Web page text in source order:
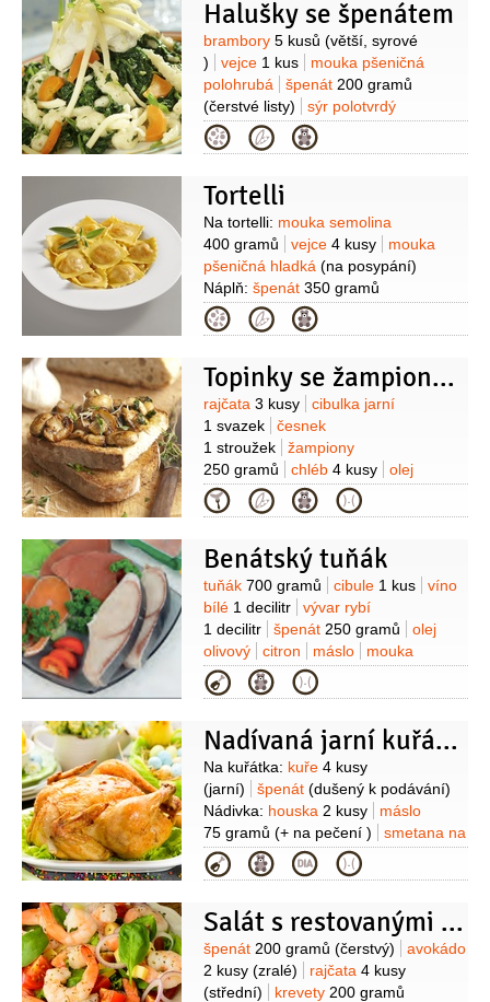
Halušky se špenátem
Suroviny
brambory 5 kusů (větší, syrové
)
vejce 1 kus
mouka pšeničná
polohrubá
špenát 200 gramů
(čerstvé listy)
sýr polotvrdý
100 gramů
(Eidam nastrouhaný)
Brynza100 gramů (čerstvá)
cibule
malá)
olej
Kategorie
Tortelli
Suroviny
Na tortelli: mouka semolina
400 gramů
vejce 4 kusy
mouka
pšeničná hladká (na posypání)
Náplň: špenát 350 gramů
(čerstvý)
česnek
Ricotta250 gramů
olej
olivový
česnek1 stroužek
špenát
2 hrsti
sýr Parmezán
50 gramů
(nastrohaný)
sůl
Kategorie
Topinky se žampiony, rajčaty a špenátem
Suroviny
rajčata 3 kusy
cibulka jarní
1 svazek
česnek
1 stroužek
žampiony
250 gramů
chléb 4 kusy
olej
1 lžíce
špenát100 gramů
25 gramů (čedar nebo
Kategorie
Benátský tuňák
Suroviny
tuňák 700 gramů cibule 1 kus
víno
bílé 1 decilitr
vývar rybí
1 decilitr
špenát 250 gramů
olej
olivový
citron máslo mouka
Kategorie
Nadívaná jarní kuřátka ve špenátovém hnízdě
Suroviny
Na kuřátka: kuře 4 kusy
(jarní)
špenát (dušený k podávání)
Nádivka: houska 2 kusy
máslo
75 gramů (+ na pečení )
smetana na
šlehání200 mililitrů
žloutek
2 kusy
bílek1 kus
mandle
)
petrželka velkolistá
1 hrst
sůl
Kategorie
Salát s restovanými krevetami
Suroviny
špenát 200 gramů (čerstvý)
avokádo
2 kusy (zralé) rajčata 4 kusy
(střední)
krevety 200 gramů